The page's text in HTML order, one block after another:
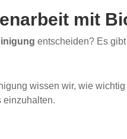
mit
entscheiden? Es
wissen wir, wie
einzuhalten.